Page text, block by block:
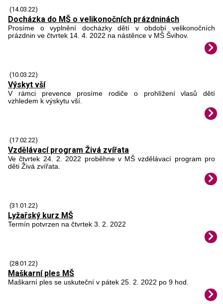
(14.03.22)
Docházka do MŠ o velikonočních prázdninách
Prosíme o vyplnění docházky dětí v období velikonočních
prázdnin ve čtvrtek 14. 4. 2022 na nástěnce v MŠ Švihov.
(10.03.22)
Výskyt vší
V rámci prevence prosíme rodiče o prohlížení vlasů dětí
vzhledem k výskytu vší.
(17.02.22)
Vzdělávací program Živá zvířata
Ve čtvrtek 24. 2. 2022 proběhne v MŠ vzdělávací program pro
děti Živá zvířata.
(31.01.22)
Lyžařský kurz MŠ
Termín potvrzen na čtvrtek 3. 2. 2022
(28.01.22)
Maškarní ples MŠ
Maškarní ples se uskuteční v pátek 25. 2. 2022 po 9 hod.